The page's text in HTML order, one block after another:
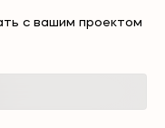
с вашим проектом